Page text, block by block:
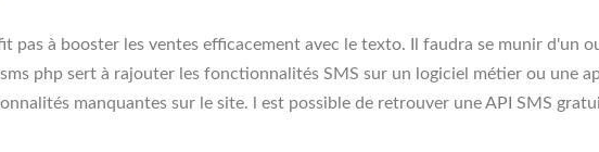
pas à booster les ventes efficacement avec le texto. Il faudra se munir d'un
php sert à rajouter les fonctionnalités SMS sur un logiciel métier ou une
manquantes sur le site. l est possible de retrouver une API SMS